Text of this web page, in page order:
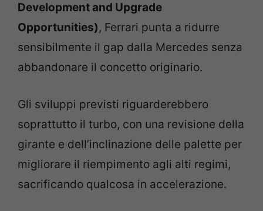
Development and Upgrade
Opportunities), Ferrari punta a ridurre
sensibilmente il gap dalla Mercedes senza
abbandonare il concetto originario.
Gli sviluppi previsti riguarderebbero
soprattutto il turbo, con una revisione della
girante e dell’inclinazione delle palette per
migliorare il riempimento agli alti regimi,
sacrificando qualcosa in accelerazione.